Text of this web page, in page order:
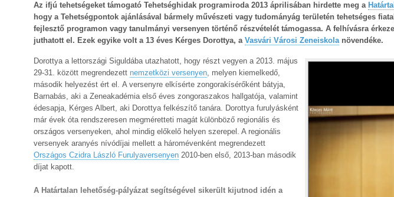
Az ifjú tehetségeket támogató Tehetséghidak programiroda 2013 áprilisában hirdette meg a
hogy a Tehetségpontok ajánlásával bármely művészeti vagy tudományág területén tehetséges
fejlesztő programon vagy tanulmányi versenyen történő részvételét támogassa. A felhívásra
juthatott el. Ezek egyike volt a 13 éves Kérges Dorottya, a Vasvári Városi Zeneiskolanövendéke.
Dorottya a lettországi Siguldába utazhatott, hogy részt vegyen a 2013. május
29-31. között megrendezett nemzetközi versenyen, melyen kiemelkedő,
második helyezést ért el. A versenyre elkísérte zongorakísérőként bátyja,
Barnabás, aki a Zeneakadémia első éves zongoraszakos hallgatója, valamint
édesapja, Kérges Albert, aki Dorottya felkészítő tanára. Dorottya furulyásként
már évek óta rendszeresen megméretteti magát különböző regionális és
országos versenyeken, ahol mindig előkelő helyen szerepel. A regionális
versenyek aranyés nívódíjai mellett a háromévenként megrendezett
Országos Czidra László Furulyaversenyen 2010-ben első, 2013-ban második
díjat kapott.
A Határtalan lehetőség-pályázat segítségével sikerült kijutnod idén a